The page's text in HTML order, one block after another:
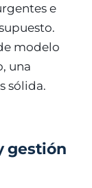
e
modelo
una
sólida.
gestión